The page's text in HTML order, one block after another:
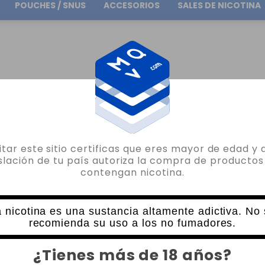
este sitio certificas que eres mayor de edad y
de tu país autoriza la compra de productos
contengan nicotina.
nicotina es una sustancia altamente adictiva. No
recomienda su uso a los no fumadores.
¿Tienes más de 18 años?
Envío gratuitoen pedidos superiores a 30.00€
POUCHES / SNUS ACCESORIOS SALES DE NICOTINA
PODS DESECHABLES CRYSTAL